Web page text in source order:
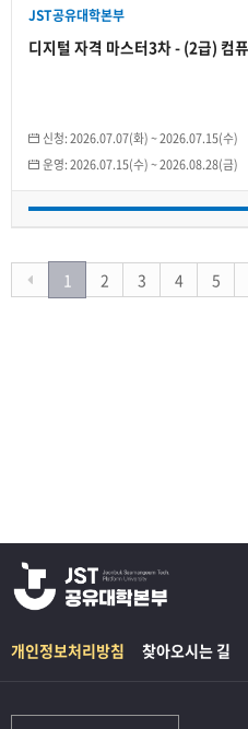
JST공유대학본부
디지털 자격 마스터3차 - (2급) 컴
신청:2026.07.07(화)~2026.07.15(수)
운영:2026.07.15(수)~2026.08.28(금)
11/
1 2 3 4 5
개인정보처리방침 찾아오시는 길